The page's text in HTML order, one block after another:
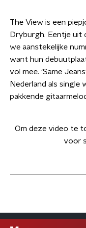
The View is een
Dryburgh. Eentje
we aanstekelijke
want hun
vol mee. 'Same
Nederland als
pakkende
Om deze video te
voor